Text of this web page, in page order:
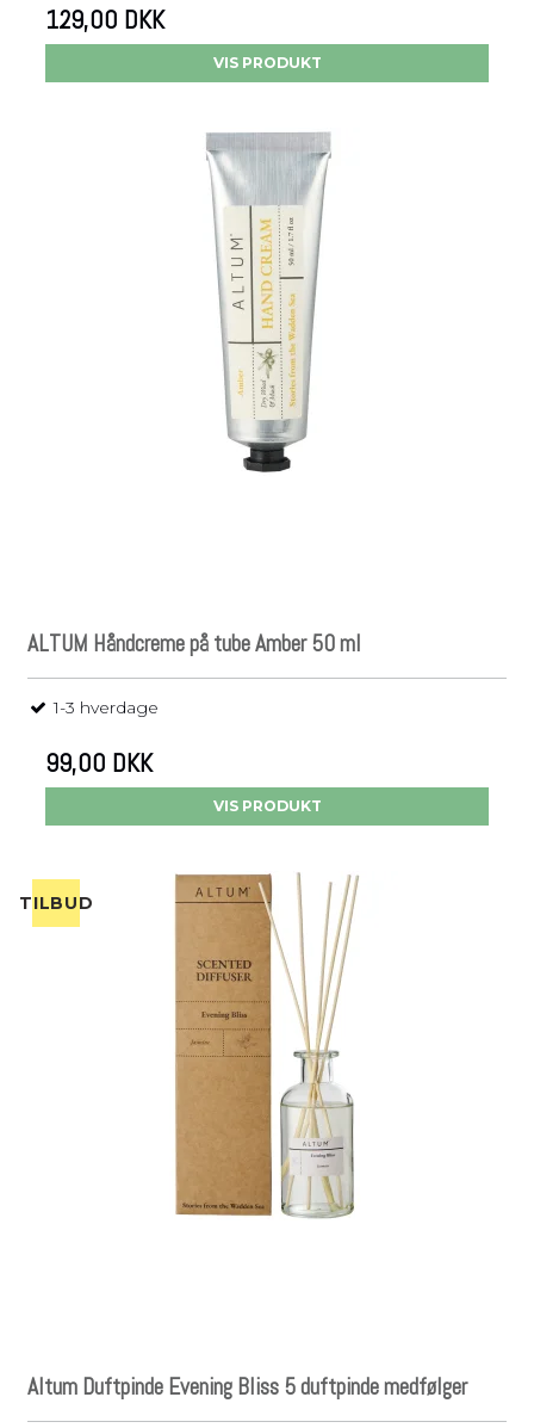
129,00 DKK
VIS PRODUKT
ALTUM Håndcreme på tube Amber 50 ml
1-3 hverdage
99,00 DKK
VIS PRODUKT
TILBUD
Altum Duftpinde Evening Bliss 5 duftpinde medfølger